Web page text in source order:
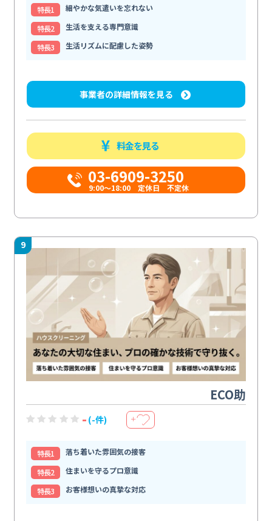
特⻑1
細やかな気遣いを忘れない
特⻑2
生活を支える専門意識
特⻑3
生活リズムに配慮した姿勢
事業者の詳細情報を見る
料金を見る
03-6909-3250
9:00～18:00 定休日 不定休
9
ECO助
- (-件) ＋
特⻑1
落ち着いた雰囲気の接客
特⻑2
住まいを守るプロ意識
特⻑3
お客様想いの真摯な対応